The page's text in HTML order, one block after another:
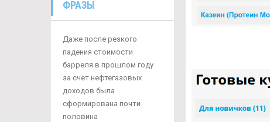
ФРАЗЫ
Даже после резкого
падения стоимости
барреля в прошлом году
за счет нефтегазовых
доходов была
сформирована почти
половина